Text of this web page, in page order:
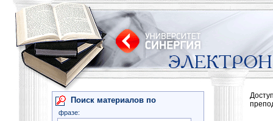
Поиск материалов по
фразе: